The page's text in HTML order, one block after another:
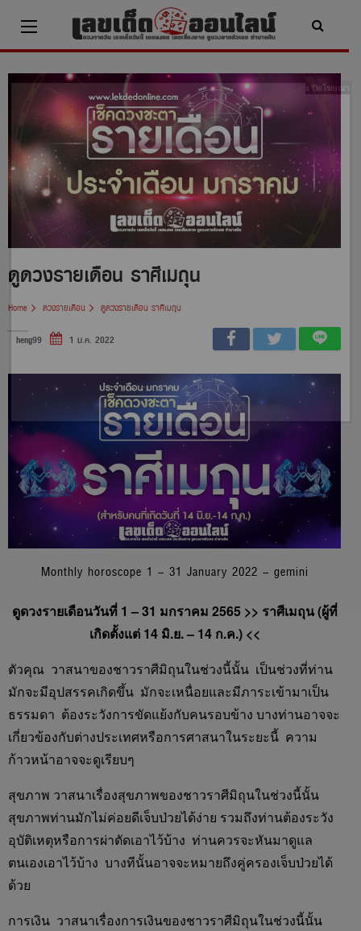
content
ดูดวงรายเดือน ราศีเมถุน
Home ดวงรายเดือน ดูดวงรายเดือน ราศีเมถุน
heng99 1 ม.ค. 2022
Monthly horoscope 1 – 31 January 2022 – gemini
ดูดวงรายเดือนวันที่ 1 – 31 มกราคม 2565 >> ราศีเมถุน (ผู้ที่
เกิดตั้งแต่ 14 มิ.ย. – 14 ก.ค.) <<
ตัวคุณ วาสนาของชาวราศีมิถุนในช่วงนี้นั้น เป็นช่วงที่ท่าน
มักจะมีอุปสรรคเกิดขึ้น มักจะเหนื่อยและมีภาระเข้ามาเป็น
ธรรมดา ต้องระวังการขัดแย้งกับคนรอบข้าง บางท่านอาจจะ
เกี่ยวข้องกับต่างประเทศหรือการศาสนาในระยะนี้ ความ
ก้าวหน้าอาจจะดูเรียบๆ
สุขภาพ วาสนาเรื่องสุขภาพของชาวราศีมิถุนในช่วงนี้นั้น
สุขภาพท่านมักไม่ค่อยดีเจ็บป่วยได้ง่าย รวมถึงท่านต้องระวัง
อุบัติเหตุหรือการผ่าตัดเอาไว้บ้าง ท่านควรจะหันมาดูแล
ตนเองเอาไว้บ้าง บางทีนั้นอาจจะหมายถึงคู่ครองเจ็บป่วยได้
ด้วย
การเงิน วาสนาเรื่องการเงินของชาวราศีมิถุนในช่วงนี้นั้น
x ปิดโฆษณา